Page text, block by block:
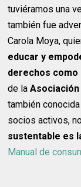
tuviéramos una
también fue
Carola Moya,
educar y
derechos
de la
también
socios activos,
sustentable es
Manual de